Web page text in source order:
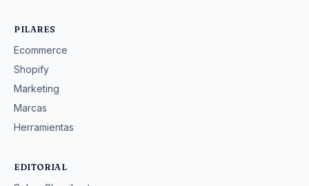
PILARES
Ecommerce
Shopify
Marketing
Marcas
Herramientas
EDITORIAL